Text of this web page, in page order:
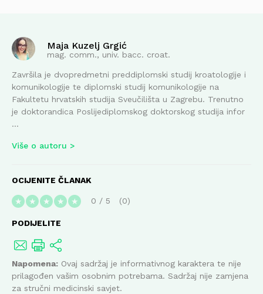
Maja Kuzelj Grgić
mag. comm., univ. bacc. croat.
Završila je dvopredmetni preddiplomski studij kroatologije i
komunikologije te diplomski studij komunikologije na
Fakultetu hrvatskih studija Sveučilišta u Zagrebu. Trenutno
je doktorandica Poslijediplomskog doktorskog studija infor
...
Više o autoru
OCIJENITE ČLANAK
★ ★ ★ ★ ★ 0 / 5 0
PODIJELITE
Napomena: Ovaj sadržaj je informativnog karaktera te nije
prilagođen vašim osobnim potrebama. Sadržaj nije zamjena
za stručni medicinski savjet.